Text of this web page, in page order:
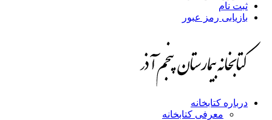
ثبت نام
بازیابی رمز عبور
درباره کتابخانه
معرفی کتابخانه